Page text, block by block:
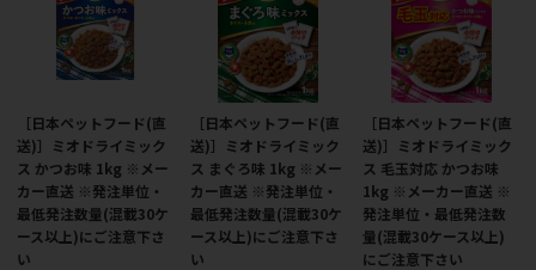
［日本ペットフード(直
送)］ミオドライミック
ス かつお味 1kg ※メー
カー直送 ※発注単位・
最低発注数量(混載30ケ
ース以上)にご注意下さ
い
［日本ペットフード(直
送)］ミオドライミック
ス まぐろ味 1kg ※メー
カー直送 ※発注単位・
最低発注数量(混載30ケ
ース以上)にご注意下さ
い
［日本ペットフード(直
送)］ミオドライミック
ス 毛玉対応 かつお味
1kg ※メーカー直送 ※
発注単位・最低発注数
量(混載30ケース以上)
にご注意下さい